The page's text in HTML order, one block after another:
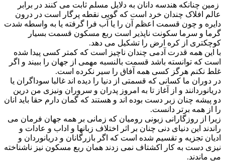
زمین چنانکه هندسه دانان به دلایل مسلم ثابت می کنند در برابر
عالم افلاک چندان خرد است که گویی نقطه پرگار است در درون
دایره و چون قسمت اعظم آن را یا آب فرا گرفته یا به واسطه شدت
گرما و سرما سکونت ناپذیر است ربع مسکون قسمت بسیار
کوچکتری از کره ارض را تشکیل می دهد.
با این همه قدرت آدمی چندان ناچیز است که کمتر کسی پیدا شده
است که توانسته باشد قسمت بالنسبه مهمی از جهان را ببیند و اگر
غلط نکنم هرگز کسی همه آفاق را سیر نکرده است.
در دوران ما کسانی که قسمتی از دنیا را دیده اند غالبا سوداگران یا
دریانوردانند و از آغاز تا به امروز پدران و سروران ونیزی من درین
دو پیشه چنان زبر دست بوده اند و هستند که گمان دارم حقا باید انان
را از همه برتر دانست.
زیرا از روزگارانی زبونی رومیان که زمانی بر همه جهان فرمان می
راندند این دنیای دنی چنان بر اثر اختلاف زبانها و اداب و عادات و
ادیان تجزیه و تقسیم شده است که اگر بازرگانان و دریانوردان و
نیزی دست به کار اکشتاف نمی زدند همان ربع مسکون نیز ناشناخته
می ماندند.